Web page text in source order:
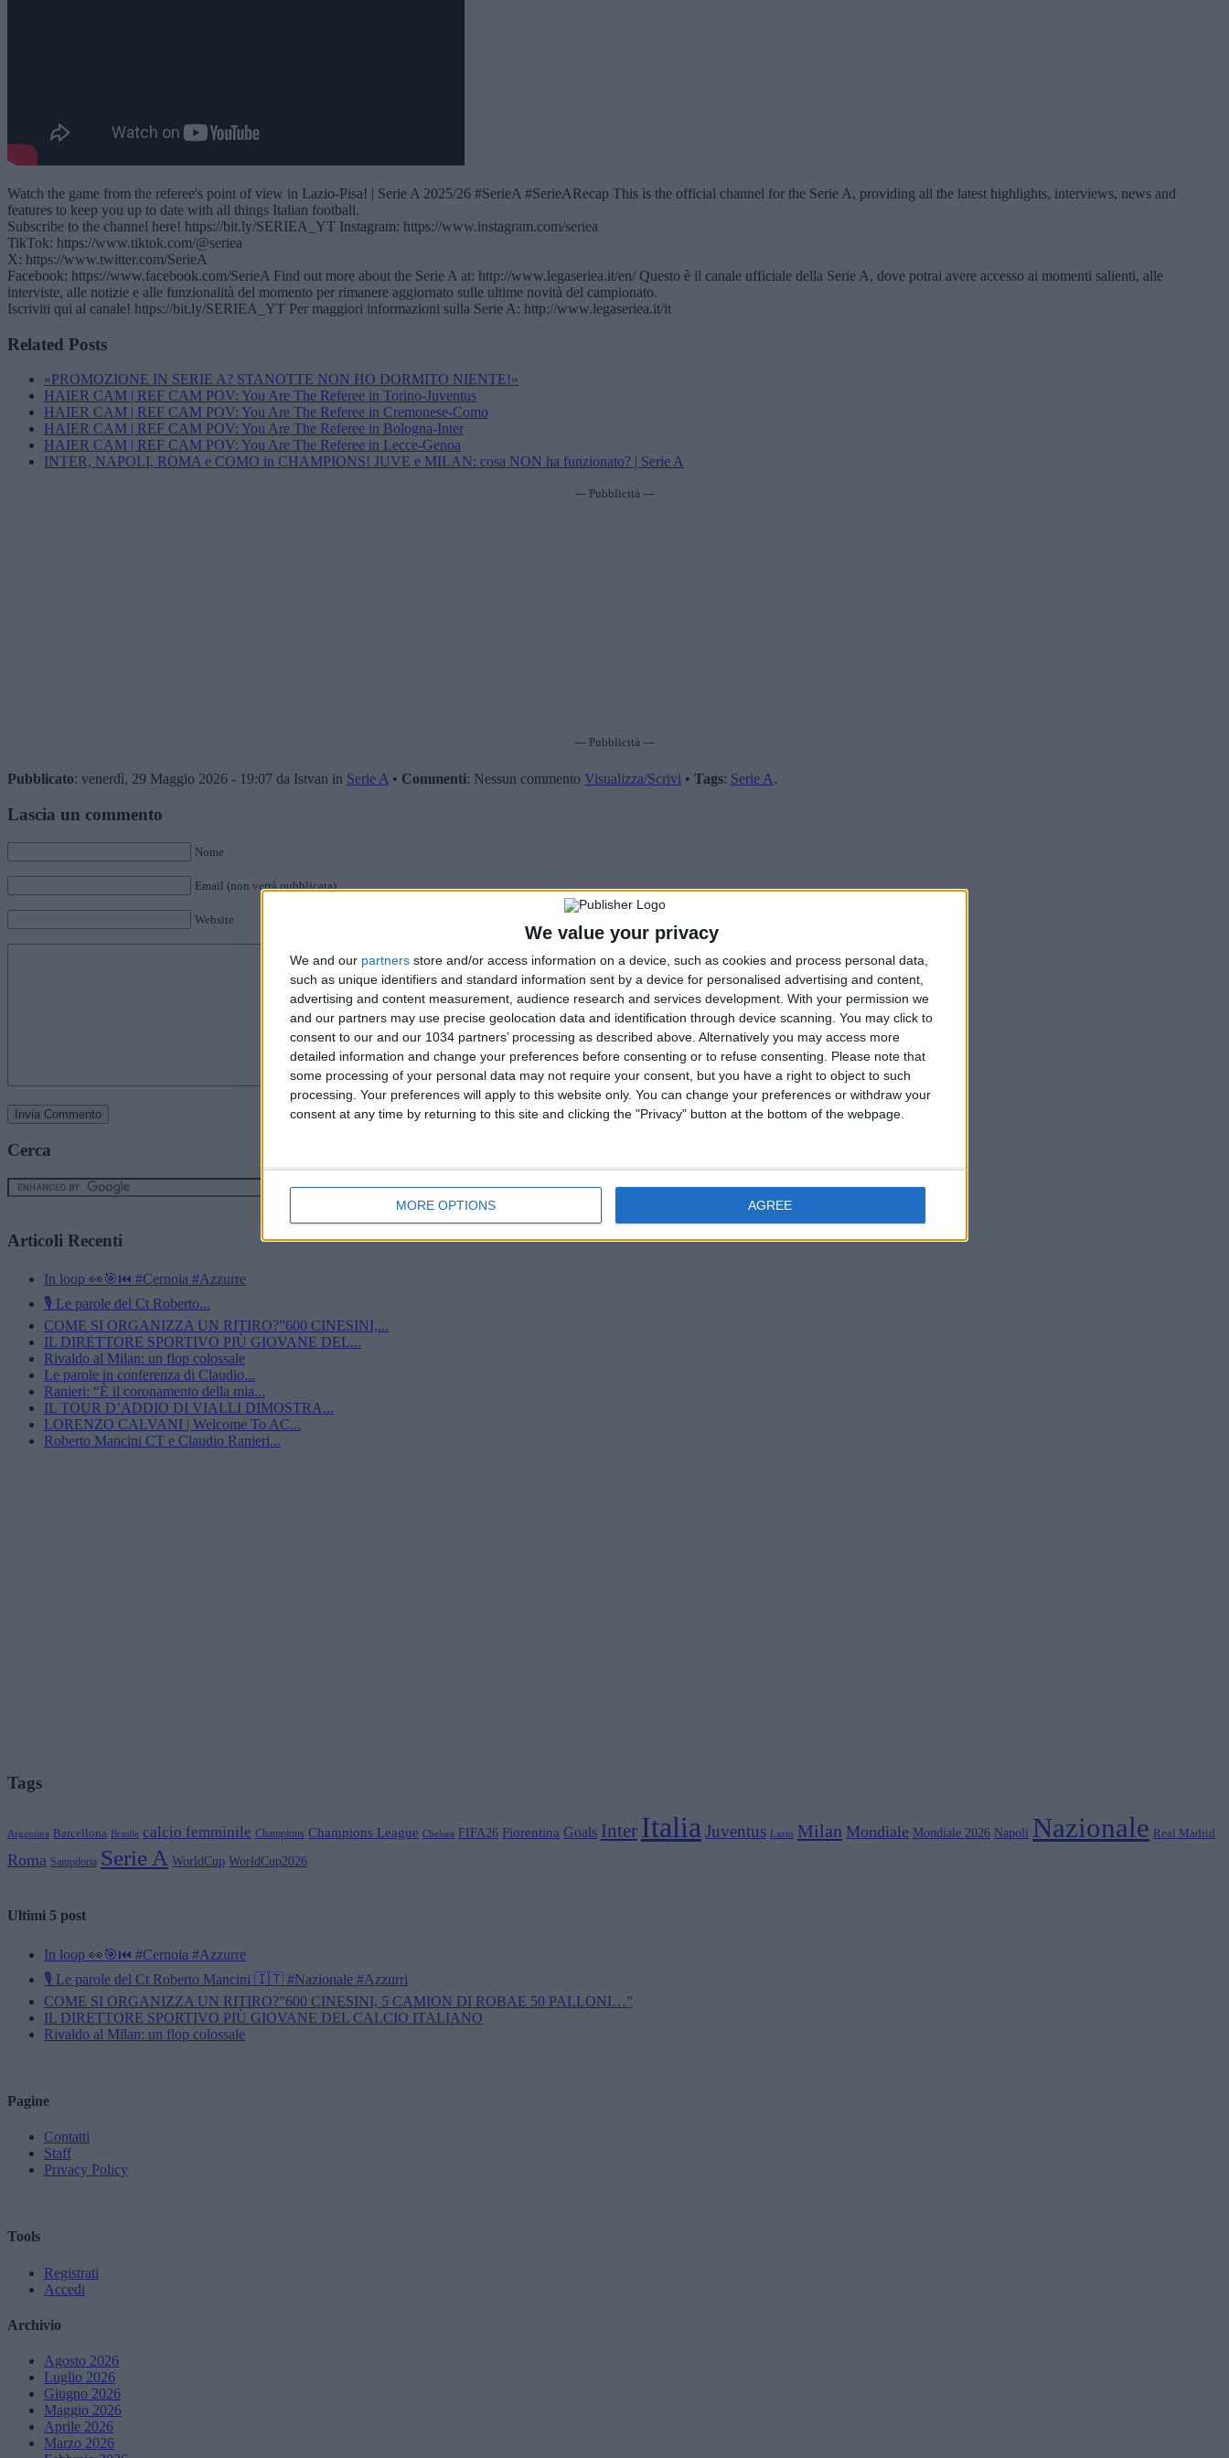
We value your privacy
We and our partners store and/or access information on a device, such as cookies and process personal data,
such as unique identifiers and standard information sent by a device for personalised advertising and content,
advertising and content measurement, audience research and services development. With your permission we
and our partners may use precise geolocation data and identification through device scanning. You may click to
consent to our and our 1034 partners’ processing as described above. Alternatively you may access more
detailed information and change your preferences before consenting or to refuse consenting.
Please note that
some processing of your personal data may not require your consent, but you have a right to object to such
processing. Your preferences will apply to this website only. You can change your preferences or withdraw your
consent at any time by returning to this site and clicking the "Privacy" button at the bottom of the webpage.
MORE OPTIONS AGREE
Watch the game from the referee's point of view in Lazio-Pisa! | Serie A 2025/26 #SerieA #SerieARecap This is the official channel for the Serie A, providing all the latest highlights, interviews, news and
features to keep you up to date with all things Italian football.
Subscribe to the channel here! https://bit.ly/SERIEA_YT Instagram: https://www.instagram.com/seriea
TikTok: https://www.tiktok.com/@seriea
X: https://www.twitter.com/SerieA
Facebook: https://www.facebook.com/SerieA Find out more about the Serie A at: http://www.legaseriea.it/en/ Questo è il canale ufficiale della Serie A, dove potrai avere accesso ai momenti salienti, alle
interviste, alle notizie e alle funzionalità del momento per rimanere aggiornato sulle ultime novità del campionato.
Iscriviti qui al canale! https://bit.ly/SERIEA_YT Per maggiori informazioni sulla Serie A: http://www.legaseriea.it/it
Related Posts
«PROMOZIONE IN SERIE A? STANOTTE NON HO DORMITO NIENTE!»
HAIER CAM | REF CAM POV: You Are The Referee in Torino-Juventus
HAIER CAM | REF CAM POV: You Are The Referee in Cremonese-Como
HAIER CAM | REF CAM POV: You Are The Referee in Bologna-Inter
HAIER CAM | REF CAM POV: You Are The Referee in Lecce-Genoa
INTER, NAPOLI, ROMA e COMO in CHAMPIONS! JUVE e MILAN: cosa NON ha funzionato? | Serie A
--- Pubblicità ---
--- Pubblicità ---
Pubblicato: venerdì, 29 Maggio 2026 - 19:07 da Istvan in Serie A • Commenti: Nessun commento Visualizza/Scrivi • Tags: Serie A.
Lascia un commento
Nome
Email (non verrà pubblicata)
Website
Cerca
Articoli Recenti
In loop 👀🎯⏮️ #Cernoia #Azzurre
🎙️ Le parole del Ct Roberto...
COME SI ORGANIZZA UN RITIRO?”600 CINESINI,...
IL DIRETTORE SPORTIVO PIÙ GIOVANE DEL...
Rivaldo al Milan: un flop colossale
Le parole in conferenza di Claudio...
Ranieri: “È il coronamento della mia...
IL TOUR D’ADDIO DI VIALLI DIMOSTRA...
LORENZO CALVANI | Welcome To AC...
Roberto Mancini CT e Claudio Ranieri...
Tags
Argentina Barcellona Brasile calcio femminile Champions Champions League Chelsea FIFA26 Fiorentina Goals Inter Italia Juventus Lazio Milan Mondiale Mondiale 2026 Napoli Nazionale Real Madrid
Roma Sampdoria Serie A WorldCup WorldCup2026
Ultimi 5 post
In loop 👀🎯⏮️ #Cernoia #Azzurre
🎙️ Le parole del Ct Roberto Mancini 🇮🇹 #Nazionale #Azzurri
COME SI ORGANIZZA UN RITIRO?”600 CINESINI, 5 CAMION DI ROBAE 50 PALLONI…”
IL DIRETTORE SPORTIVO PIÙ GIOVANE DEL CALCIO ITALIANO
Rivaldo al Milan: un flop colossale
Pagine
Contatti
Staff
Privacy Policy
Tools
Registrati
Accedi
Archivio
Agosto 2026
Luglio 2026
Giugno 2026
Maggio 2026
Aprile 2026
Marzo 2026